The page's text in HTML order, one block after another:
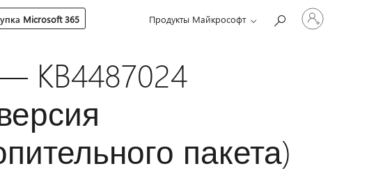
Microsoft 365 Продукты Майкрософт
Войдите
учетную
KB4487024
пакета)